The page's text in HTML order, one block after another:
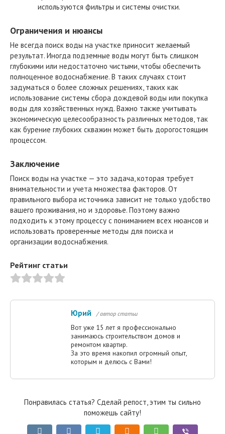
используются фильтры и системы очистки.
Ограничения и нюансы
Не всегда поиск воды на участке приносит желаемый
результат. Иногда подземные воды могут быть слишком
глубокими или недостаточно чистыми, чтобы обеспечить
полноценное водоснабжение. В таких случаях стоит
задуматься о более сложных решениях, таких как
использование системы сбора дождевой воды или покупка
воды для хозяйственных нужд. Важно также учитывать
экономическую целесообразность различных методов, так
как бурение глубоких скважин может быть дорогостоящим
процессом.
Заключение
Поиск воды на участке — это задача, которая требует
внимательности и учета множества факторов. От
правильного выбора источника зависит не только удобство
вашего проживания, но и здоровье. Поэтому важно
подходить к этому процессу с пониманием всех нюансов и
использовать проверенные методы для поиска и
организации водоснабжения.
Рейтинг статьи
Юрий / автор статьи
Вот уже 15 лет я профессионально
занимаюсь строительством домов и
ремонтом квартир.
За это время накопил огромный опыт,
которым и делюсь с Вами!
Понравилась статья? Сделай репост, этим ты сильно
поможешь сайту!